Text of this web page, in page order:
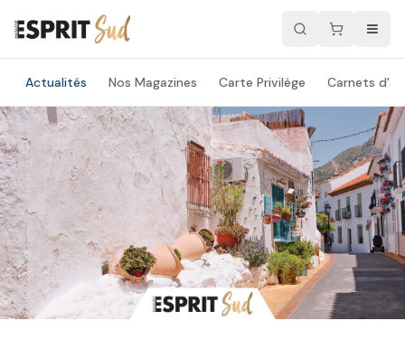
Actualités Nos Magazines Carte Privilège Carnets